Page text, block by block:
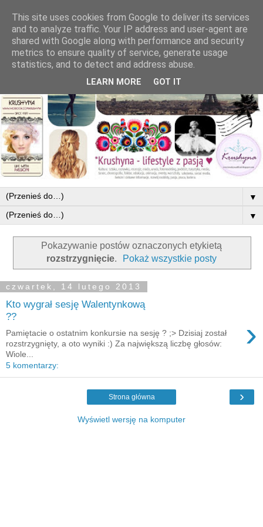
▼
▼
Pokazywanie postów oznaczonych etykietą
rozstrzygnięcie. Pokaż wszystkie posty
czwartek, 14 lutego 2013
Kto wygrał sesję Walentynkową
??
›
Pamiętacie o ostatnim konkursie na sesję ? ;> Dzisiaj został
rozstrzygnięty, a oto wyniki :) Za największą liczbę głosów:
Wiole...
5 komentarzy:
›
Strona główna
Wyświetl wersję na komputer
This site uses cookies from Google to deliver its services
and to analyze traffic. Your IP address and user-agent are
shared with Google along with performance and security
metrics to ensure quality of service, generate usage
statistics, and to detect and address abuse.
LEARN MORE GOT IT